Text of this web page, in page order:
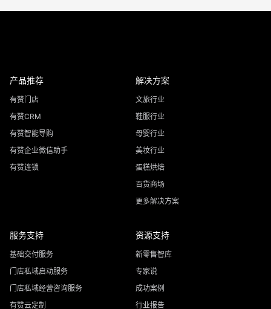
产品推荐
有赞门店
有赞CRM
有赞智能导购
有赞企业微信助手
有赞连锁
解决方案
文旅行业
鞋服行业
母婴行业
美妆行业
蛋糕烘焙
百货商场
更多解决方案
服务支持
基础交付服务
门店私域启动服务
门店私域经营咨询服务
有赞云定制
资源支持
新零售智库
专家说
成功案例
行业报告